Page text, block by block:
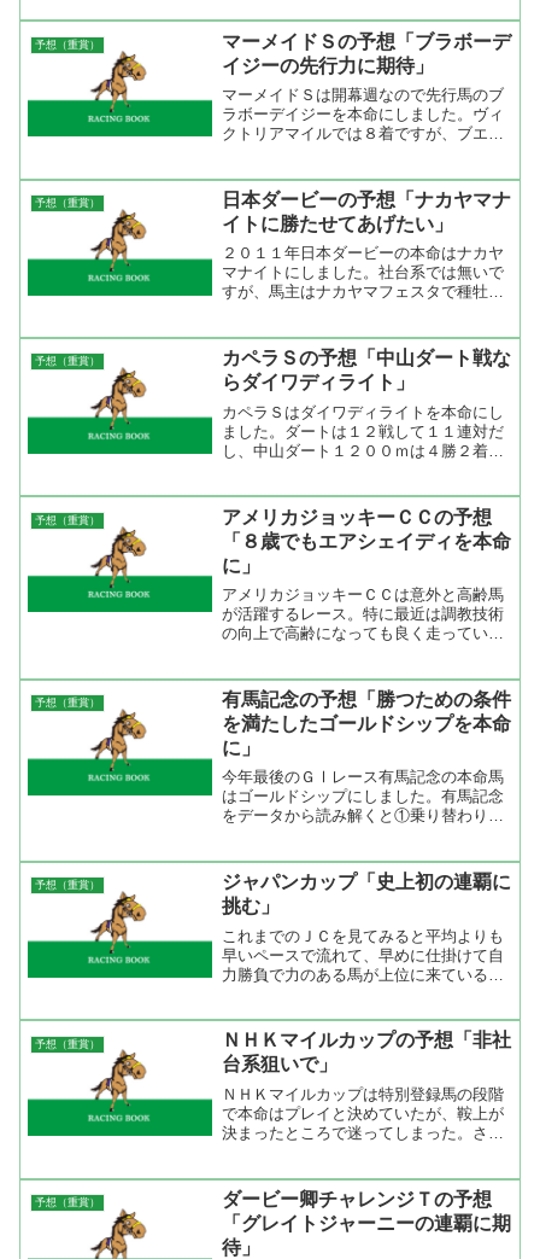
チェ、レッツゴーキリシマの３頭。アポ
ロドルチェの前走は牝馬の...
予想（重賞）
マーメイドＳの予想「ブラボーデ
イジーの先行力に期待」
マーメイドＳは開幕週なので先行馬のブ
ラボーデイジーを本命にしました。ヴィ
クトリアマイルでは８着ですが、ブエナ
ライティアパルスが行ってくれれば２番
手で競馬が出来るしペース...
予想（重賞）
日本ダービーの予想「ナカヤマナ
イトに勝たせてあげたい」
２０１１年日本ダービーの本命はナカヤ
マナイトにしました。社台系では無いで
すが、馬主はナカヤマフェスタで種牡馬
ールとなった。手綱を取る柴田善臣はデ
ビューからナカヤマナイトに...
予想（重賞）
カペラＳの予想「中山ダート戦な
らダイワディライト」
カペラＳはダイワディライトを本命にし
ました。ダートは１２戦して１１連対だ
し、中山ダート１２００ｍは４勝２着２
いるメンバーもいるし格負けはしない。
それと、強い３歳世代がい...
予想（重賞）
アメリカジョッキーＣＣの予想
「８歳でもエアシェイディを本命
に」
アメリカジョッキーＣＣは意外と高齢馬
が活躍するレース。特に最近は調教技術
の向上で高齢になっても良く走っている
最高で３着ですが、安田記念４着、宝塚
記念７着、オールカマー５...
予想（重賞）
有馬記念の予想「勝つための条件
を満たしたゴールドシップを本命
に」
今年最後のＧⅠレース有馬記念の本命馬
はゴールドシップにしました。有馬記念
をデータから読み解くと①乗り替わり無
要。特にＧⅠでは乗り替わりで勝つのが
難しい。乗り慣れた鞍上だ...
予想（重賞）
ジャパンカップ「史上初の連覇に
挑む」
これまでのＪＣを見てみると平均よりも
早いペースで流れて、早めに仕掛けて自
力勝負で力のある馬が上位に来ているよ
頭中たったの８頭（複勝率８．７％）。
それが、４角４番手以内に...
予想（重賞）
ＮＨＫマイルカップの予想「非社
台系狙いで」
ＮＨＫマイルカップは特別登録馬の段階
で本命はプレイと決めていたが、鞍上が
決まったところで迷ってしまった。さす
マンにしました。クラシックは社台系狙
いですが、クラシック以外...
予想（重賞）
ダービー卿チャレンジＴの予想
「グレイトジャーニーの連覇に期
待」